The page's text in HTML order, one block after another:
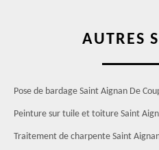
AUTRES
Pose de bardage Saint Aignan De
Peinture sur tuile et toiture Saint
Traitement de charpente Saint